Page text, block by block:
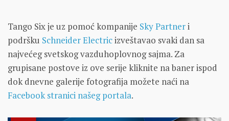
Tango Six je uz pomoć kompanije Sky Partneri
podršku Schneider Electricizveštavao svaki dan sa
najvećeg svetskog vazduhoplovnog sajma. Za
grupisane postove iz ove serije kliknite na baner ispod
dok dnevne galerije fotografija možete naći na
Facebook stranici našeg portala.